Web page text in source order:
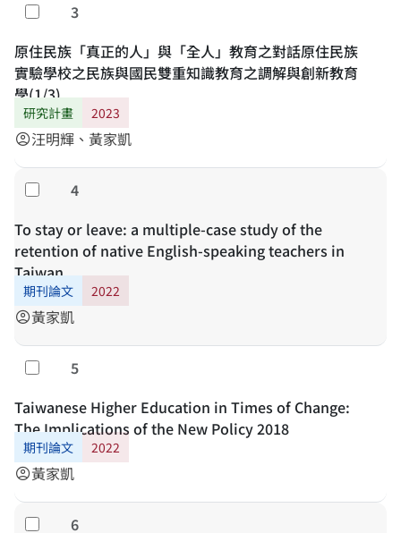
勾選
3
原住民族「真正的人」與「全人」教育之對話原住民族
實驗學校之民族與國民雙重知識教育之調解與創新教育
學(1/3)
研究計畫 2023
account_circle汪明輝、黃家凱
勾選
4
To stay or leave: a multiple-case study of the
retention of native English-speaking teachers in
Taiwan
期刊論文 2022
account_circle黃家凱
勾選
5
Taiwanese Higher Education in Times of Change:
The Implications of the New Policy 2018
期刊論文 2022
account_circle黃家凱
勾選
6